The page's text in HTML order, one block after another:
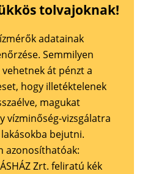
tolvajoknak!
adatainak
Semmilyen
át pénzt a
hogy illetéktelenek
magukat
vízminőség-vizsgálatra
bejutni.
azonosíthatóak:
Zrt. feliratú kék